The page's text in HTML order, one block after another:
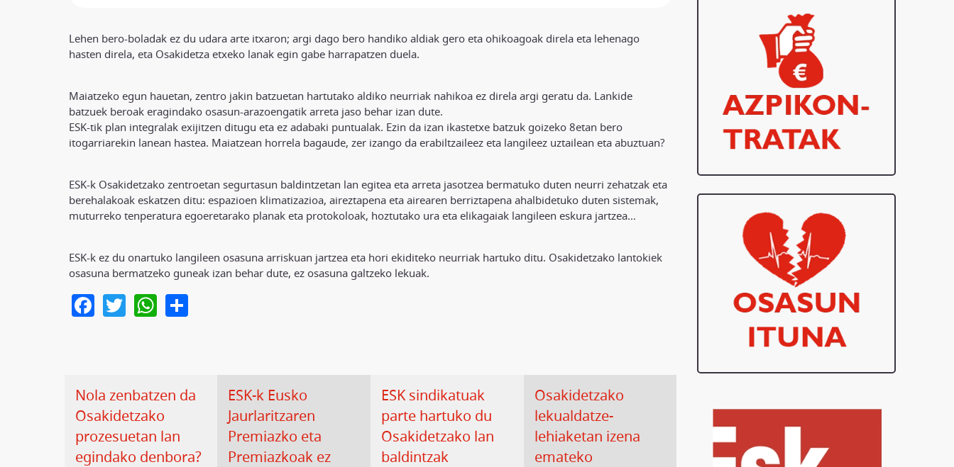
Lehen bero-boladak ez du udara arte itxaron; argi dago bero handiko aldiak gero eta ohikoagoak direla eta lehenago
hasten direla, eta Osakidetza etxeko lanak egin gabe harrapatzen duela.
Maiatzeko egun hauetan, zentro jakin batzuetan hartutako aldiko neurriak nahikoa ez direla argi geratu da. Lankide
batzuek beroak eragindako osasun-arazoengatik arreta jaso behar izan dute.
ESK-tik plan integralak exijitzen ditugu eta ez adabaki puntualak. Ezin da izan ikastetxe batzuk goizeko 8etan bero
itogarriarekin lanean hastea. Maiatzean horrela bagaude, zer izango da erabiltzaileez eta langileez uztailean eta abuztuan?
ESK-k Osakidetzako zentroetan segurtasun baldintzetan lan egitea eta arreta jasotzea bermatuko duten neurri zehatzak eta
berehalakoak eskatzen ditu: espazioen klimatizazioa, aireztapena eta airearen berriztapena ahalbidetuko duten sistemak,
muturreko tenperatura egoeretarako planak eta protokoloak, hoztutako ura eta elikagaiak langileen eskura jartzea…
ESK-k ez du onartuko langileen osasuna arriskuan jartzea eta hori ekiditeko neurriak hartuko ditu. Osakidetzako lantokiek
osasuna bermatzeko guneak izan behar dute, ez osasuna galtzeko lekuak.
Facebook
TwitterWhatsApp
Nola zenbatzen da
Osakidetzako
prozesuetan lan
egindako denbora?
ESK-k Eusko
Jaurlaritzaren
Premiazko eta
Premiazkoak ez
ESK sindikatuak
parte hartuko du
Osakidetzako lan
baldintzak
Osakidetzako
lekualdatze-
lehiaketan izena
emateko